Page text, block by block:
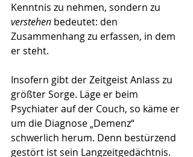
Kenntnis zu nehmen, sondern zu
verstehen bedeutet: den
Zusammenhang zu erfassen, in dem
er steht.
Insofern gibt der Zeitgeist Anlass zu
größter Sorge. Läge er beim
Psychiater auf der Couch, so käme er
um die Diagnose „Demenz“
schwerlich herum. Denn bestürzend
gestört ist sein Langzeitgedächtnis.